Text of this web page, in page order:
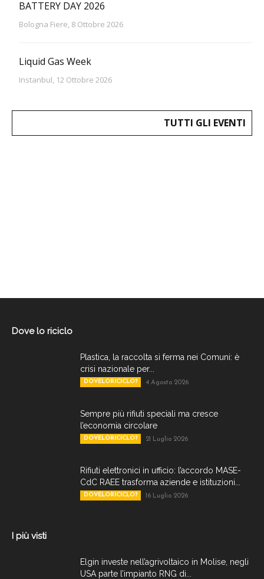
BATTERY DAY 2026
Bologna Fiere, 8 Ottobre 2026
Liquid Gas Week
Instanbul, 12 Ottobre 2026
TUTTI GLI EVENTI
Dove lo riciclo
Plastica, la raccolta si ferma nei Comuni: è
crisi nazionale per...
DOVELORICICLO? 4 Agosto 2026
Sempre più rifiuti speciali ma cresce
l’economia circolare
DOVELORICICLO? 21 Luglio 2026
Rifiuti elettronici in ufficio: l’accordo MASE-
CdC RAEE trasforma aziende e istituzioni...
DOVELORICICLO? 16 Luglio 2026
I più visti
Elgin investe nell’agrivoltaico in Molise, negli
USA parte l’impianto RNG di...